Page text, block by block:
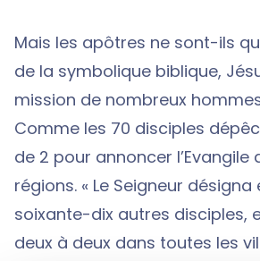
Mais les apôtres ne sont-ils
de la symbolique biblique,
mission de nombreux
Comme les 70 disciples
de 2 pour annoncer
régions. « Le Seigneur désigna
soixante-dix autres disciples,
deux à deux dans toutes les